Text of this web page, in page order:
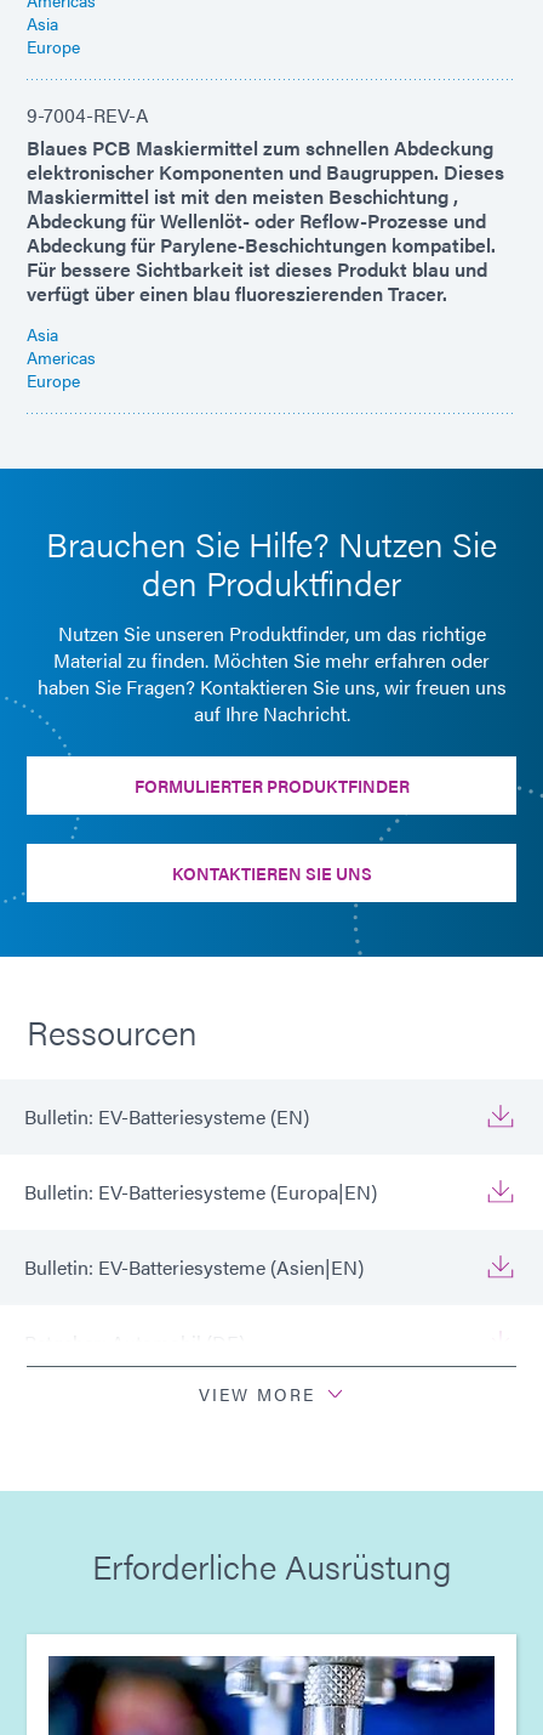
Asia
Europe
9-7004-REV-A
Blaues PCB Maskiermittel zum schnellen Abdeckung
elektronischer Komponenten und Baugruppen. Dieses
Maskiermittel ist mit den meisten Beschichtung ,
Abdeckung für Wellenlöt- oder Reflow-Prozesse und
Abdeckung für Parylene-Beschichtungen kompatibel.
Für bessere Sichtbarkeit ist dieses Produkt blau und
verfügt über einen blau fluoreszierenden Tracer.
Asia
Americas
Europe
Brauchen Sie Hilfe? Nutzen Sie
den Produktfinder
Nutzen Sie unseren Produktfinder, um das richtige
Material zu finden. Möchten Sie mehr erfahren oder
haben Sie Fragen? Kontaktieren Sie uns, wir freuen uns
auf Ihre Nachricht.
FORMULIERTER PRODUKTFINDER
KONTAKTIEREN SIE UNS
Ressourcen
Bulletin: EV-Batteriesysteme (EN)
Bulletin: EV-Batteriesysteme (Europa|EN)
Bulletin: EV-Batteriesysteme (Asien|EN)
Leitfaden: Automobil (Asien|EN)
Leitfaden: Lichthärtungsgeräte (Europa|EN)
Leitfaden: Lichthärtungsgeräte (Asien|EN)
Leitfaden: Ausgabegerät (Asien|EN)
VIEW MORE
Erforderliche Ausrüstung